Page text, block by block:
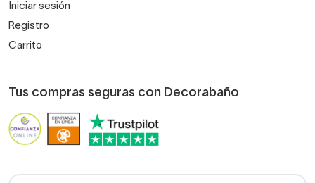
Iniciar sesión
Registro
Carrito
Tus compras seguras con Decorabaño